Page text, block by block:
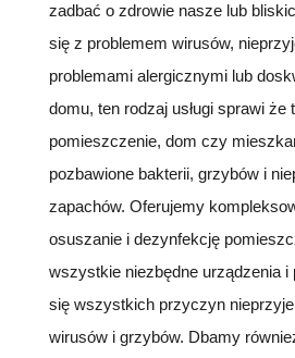
zadbać o zdrowie nasze lub
się z problemem wirusów,
problemami alergicznymi lub
domu, ten rodzaj usługi sprawi że
pomieszczenie, dom czy
pozbawione bakterii, grzybów i
zapachów. Oferujemy
osuszanie i dezynfekcję
wszystkie niezbędne urządzenia i
się wszystkich przyczyn
wirusów i grzybów. Dbamy